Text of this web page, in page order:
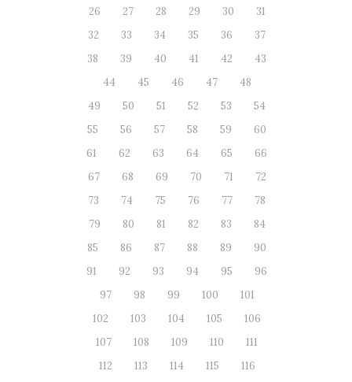
26
27 28 29 30
31
32
33 34 35 36
37
38
39 40 41 42
43
44
45 46 47
48
49
50 51 52 53
54
55
56 57 58 59
60
61
62 63 64 65
66
67
68 69 70 71
72
73
74 75 76 77
78
79
80 81 82 83
84
85
86 87 88 89
90
91
92 93 94 95
96
97
98 99 100
101
102
103 104 105
106
107
108 109 110
111
112
113 114 115
116